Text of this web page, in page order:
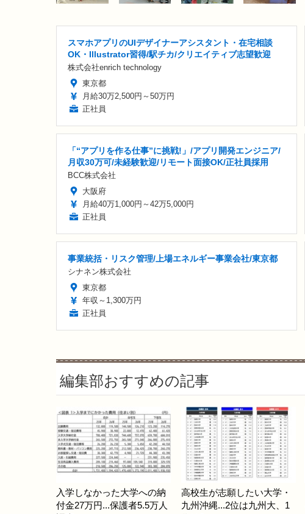
スマホアプリのUIデザイナーアシスタント・在宅相談
OK・Illustrator習得/駅チカ/クリエイティブ志望歓迎
株式会社enrich technology
東京都
月給30万2,500円～50万円
正社員
「“アプリを作る仕事”に挑戦!」/アプリ開発エンジニア/
月収30万可/未経験歓迎/リモート面接OK/正社員採用
BCC株式会社
大阪府
月給40万1,000円～42万5,000円
正社員
事業統括・リスク管理/上場エネルギー事業会社/東京都
シナネン株式会社
東京都
年収～1,300万円
正社員
編集部おすすめの記事
入学しなかった大学への納
付金27万円...保護者5.5万人
高校生が志願したい大学・
九州沖縄...2位は九州大、1